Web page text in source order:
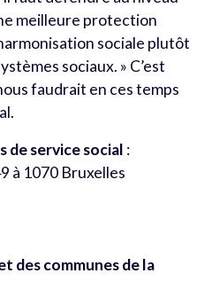
meilleure protection
sociale plutôt
sociaux. » C’est
faudrait en ces temps
de service social :
à 1070 Bruxelles
des communes de la